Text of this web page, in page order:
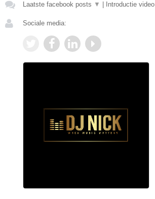
Laatste facebook posts ▼ Introductie video
Sociale media: